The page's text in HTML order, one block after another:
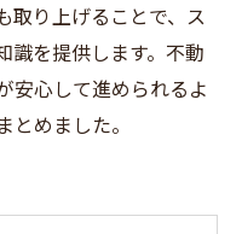
取り上げることで、ス
識を提供します。不動
安心して進められるよ
めました。